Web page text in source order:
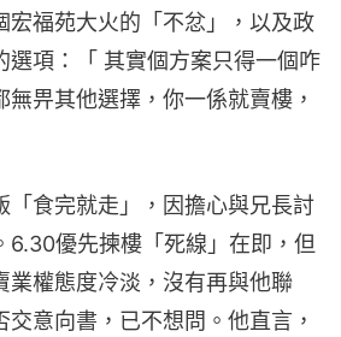
宏福苑大火的「不忿」，以及政
選項：「 其實個方案只得一個咋
無畀其他選擇，你一係就賣樓，
「食完就走」，因擔心與兄長討
6.30優先揀樓「死線」在即，但
業權態度冷淡，沒有再與他聯
意向書，已不想問。他直言，